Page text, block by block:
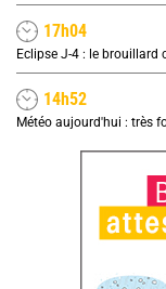
17h04
14h52